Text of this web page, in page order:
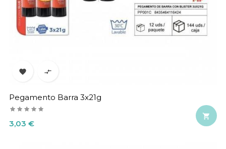
 
Pegamento Barra 3x21g
Precio
3,03 €
